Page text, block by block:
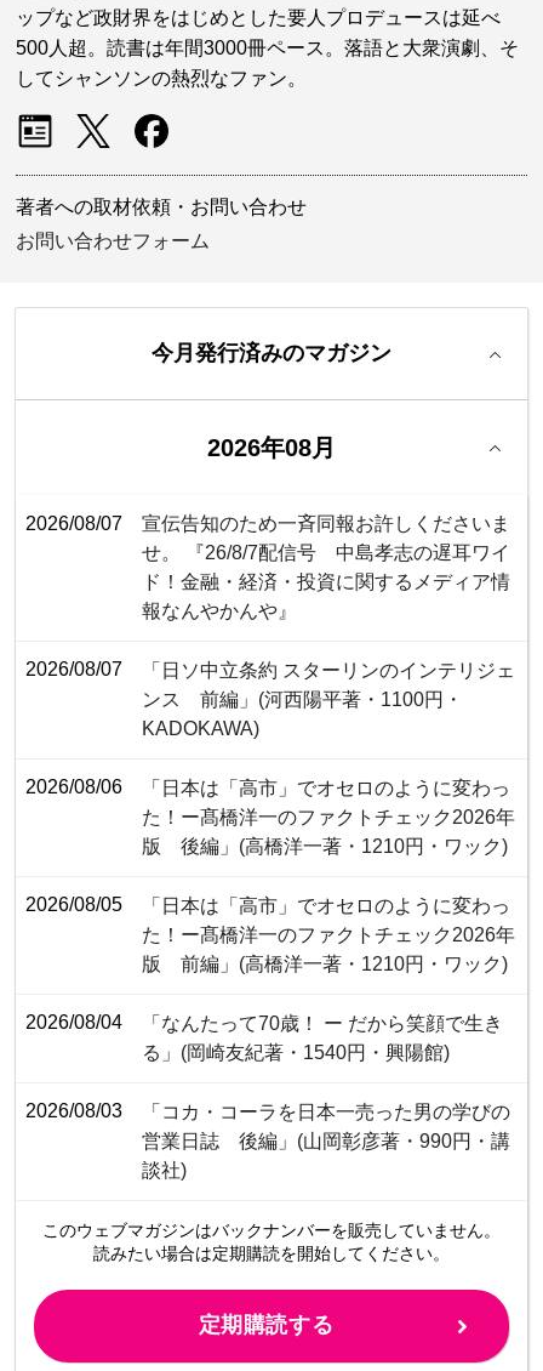
ップなど政財界をはじめとした要人プロデュースは延べ
500人超。読書は年間3000冊ペース。落語と大衆演劇、そ
してシャンソンの熱烈なファン。
著者への取材依頼・お問い合わせ
お問い合わせフォーム
今月発行済みのマガジン
2026年08月
2026/08/07
宣伝告知のため一斉同報お許しくださいま
せ。 『26/8/7配信号 中島孝志の遅耳ワイ
ド！金融・経済・投資に関するメディア情
報なんやかんや』
2026/08/07
「日ソ中立条約 スターリンのインテリジェ
ンス 前編」(河西陽平著・1100円・‎
KADOKAWA)
2026/08/06
「日本は「高市」でオセロのように変わっ
た！ー髙橋洋一のファクトチェック2026年
版 後編」(高橋洋一著・1210円・ワック)
2026/08/05
「日本は「高市」でオセロのように変わっ
た！ー髙橋洋一のファクトチェック2026年
版 前編」(高橋洋一著・1210円・ワック)
2026/08/04
「なんたって70歳！ ー だから笑顔で生き
る」(岡崎友紀著・1540円・興陽館)
2026/08/03
「コカ・コーラを日本一売った男の学びの
営業日誌 後編」(山岡彰彦著・990円・講
談社)
このウェブマガジンはバックナンバーを販売していません。
読みたい場合は定期購読を開始してください。
定期購読する